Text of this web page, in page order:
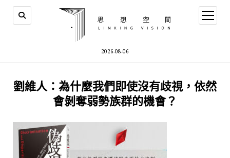
2026-08-06
open
menu
劉維人：為什麼我們即使沒有歧視，依然
會剝奪弱勢族群的機會？